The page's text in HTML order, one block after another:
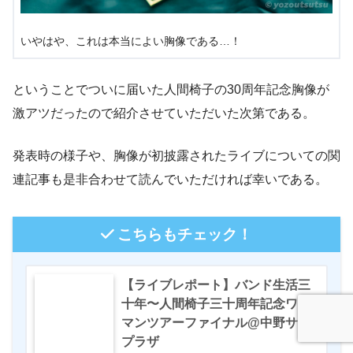
いやはや、これは本当によい胸像である…！
ということでついに届いた人間椅子の30周年記念胸像が
激アツだったので紹介させていただいた次第である。
発表時の様子や、胸像が初披露されたライブについての関
連記事も是非合わせて読んでいただければ幸いである。
こちらもチェック！
【ライブレポート】バンド生活三
十年〜人間椅子三十周年記念ワン
マンツアーファイナル@中野サン
プラザ